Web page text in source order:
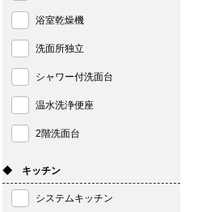
浴室乾燥機
洗面所独立
シャワー付洗面台
温水洗浄便座
2階洗面台
◆ キッチン
システムキッチン